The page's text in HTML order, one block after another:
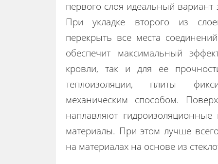
первого слоя идеальный вариант
При укладке второго из
перекрыть все места
обеспечит максимальный
кровли, так и для ее
теплоизоляции, плиты
механическим способом.
наплавляют
материалы. При этом лучше
на материалах на основе из